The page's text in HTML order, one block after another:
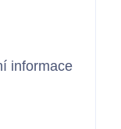
informace